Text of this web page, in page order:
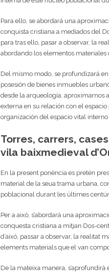
Para ello, se abordará una
conquista cristiana a mediados del
para tras ello, pasar a observar, la
abordando los elementos materiales
Del mismo modo, se profundizará
posesión de bienes inmuebles
desde la arqueología, aproximarnos
externa en su relación con el
organización del espacio vital interno
Torres, carrers,
vila baixmedieval
En la present ponència es pretén
material de la seua trama urbana,
poblacional durant les últimes
Per a això, s’abordarà una
conquesta cristiana a mitjan Dos-
d’això, passar a observar, la realitat
elements materials que el van
De la mateixa manera,